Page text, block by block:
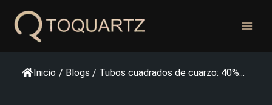
contenido
Inicio / Blogs / Tubos cuadrados de cuarzo: 40%...